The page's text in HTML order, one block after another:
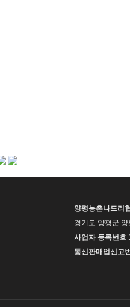
양평농촌나드리
경기도 양평군
사업자 등록번호
통신판매업신고